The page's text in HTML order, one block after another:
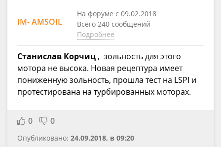
IM- AMSOIL
На форуме с 09.02.2018
Всего 240 сообщений
Подробнее
Станислав Корчиц , зольность для этого
мотора не высока. Новая рецептура имеет
пониженную зольность, прошла тест на LSPI и
протестирована на турбированных моторах.
0 0
Опубликовано: 24.09.2018, в 09:20